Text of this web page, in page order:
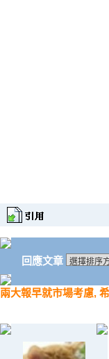
回應文章
兩大報早就市場考慮,